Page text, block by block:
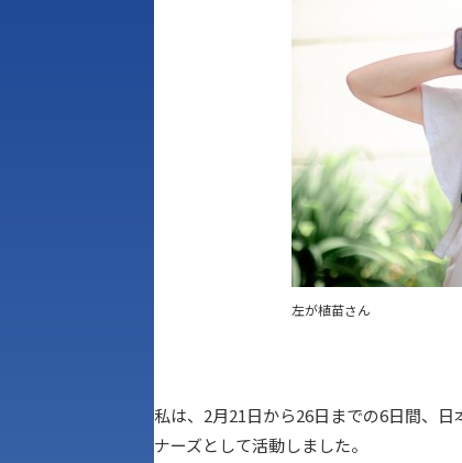
左が植苗さん
私は、2月21日から26日までの6日間、
ナーズとして活動しました。